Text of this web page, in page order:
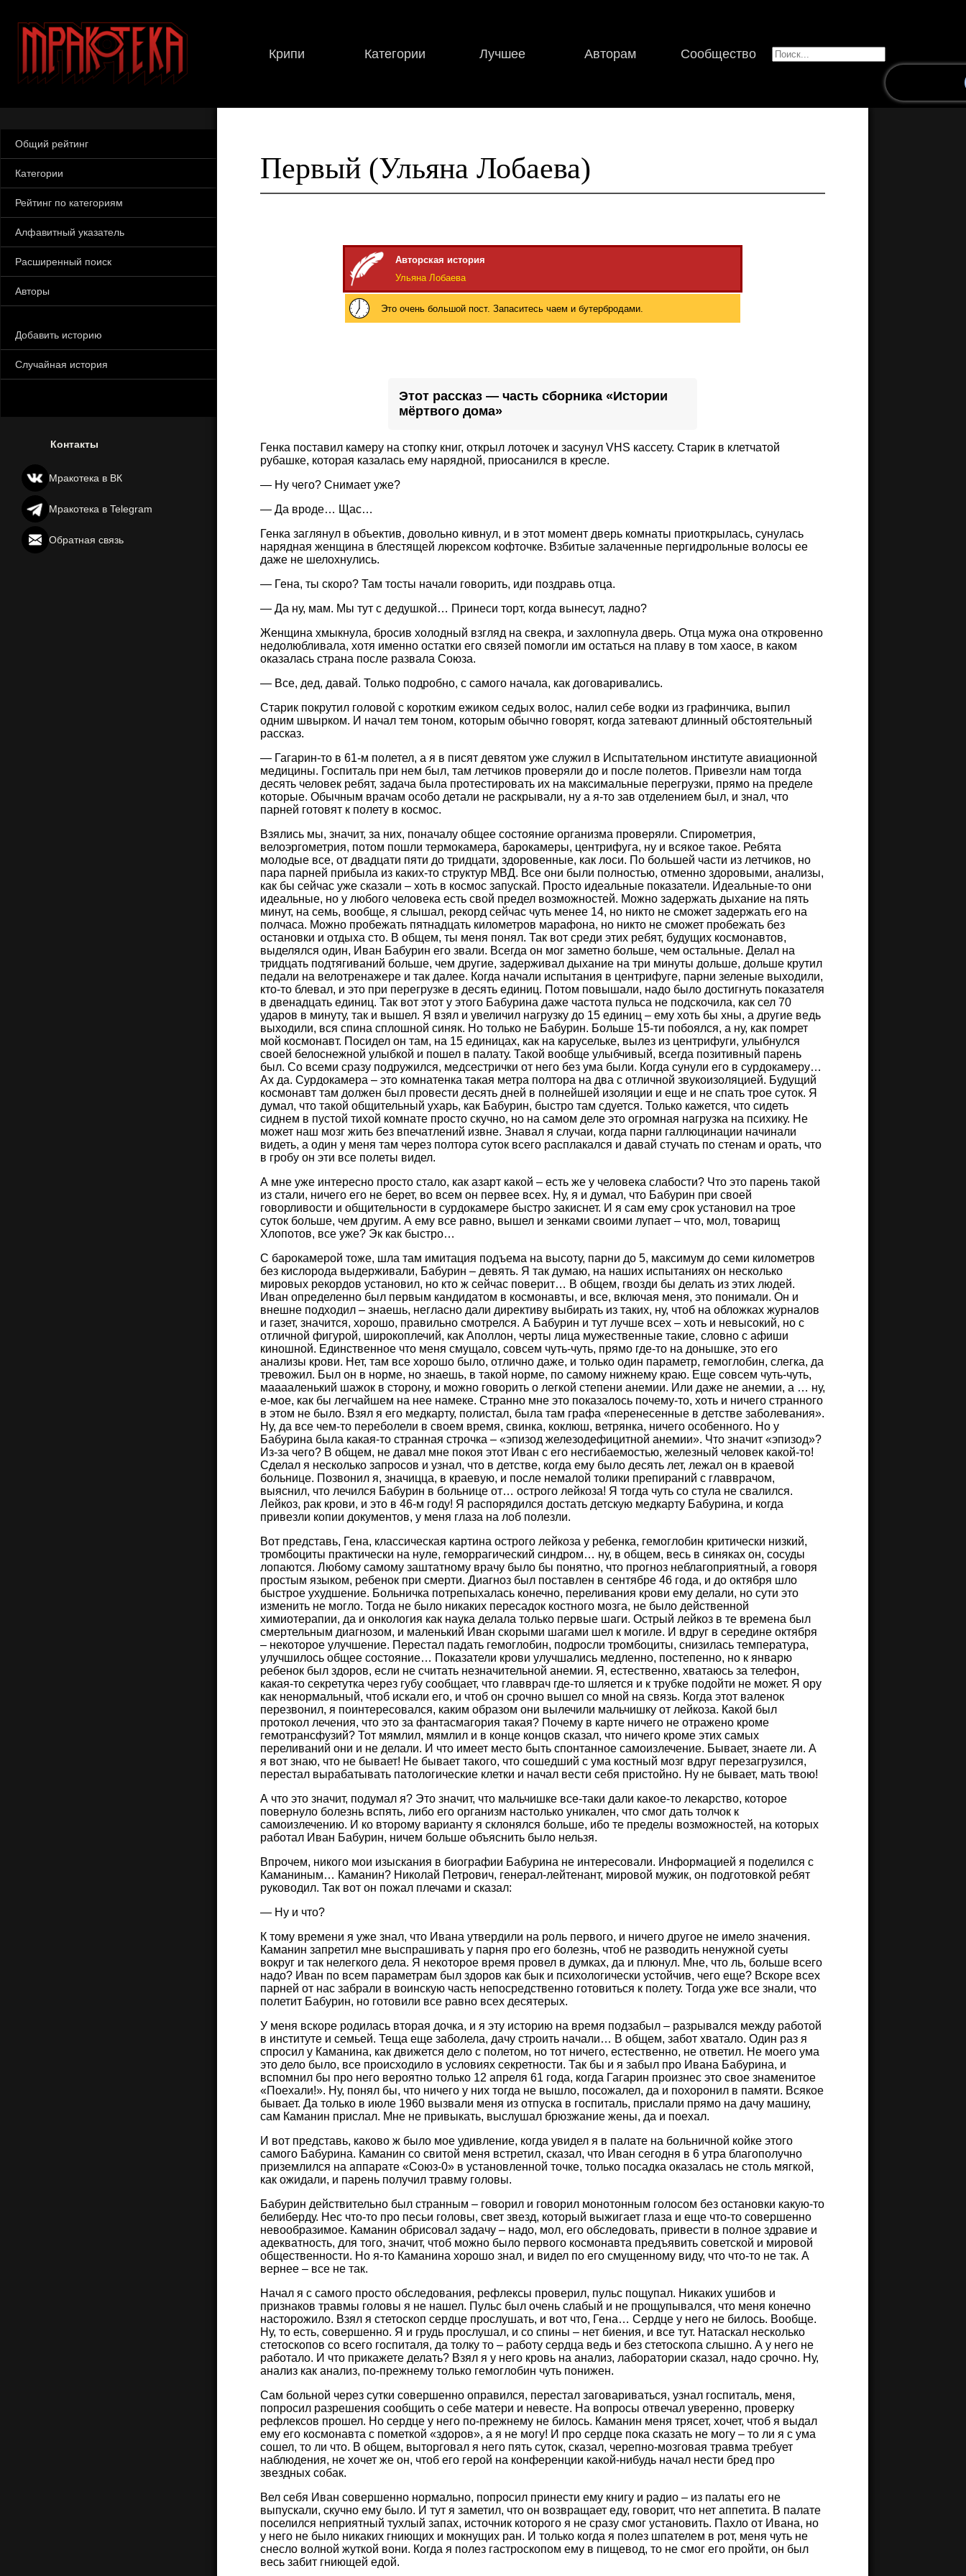
Крипи Категории Лучшее Авторам Сообщество
Общий рейтинг
Категории
Рейтинг по категориям
Алфавитный указатель
Расширенный поиск
Авторы
Добавить историю
Случайная история
Контакты
Мракотека в ВК
Мракотека в Telegram
Обратная связь
Первый (Ульяна Лобаева)
Авторская история
Ульяна Лобаева
Это очень большой пост. Запаситесь чаем и бутербродами.
Этот рассказ — часть сборника «Истории
мёртвого дома»
Генка поставил камеру на стопку книг, открыл лоточек и засунул VHS кассету. Старик в клетчатой
рубашке, которая казалась ему нарядной, приосанился в кресле.
— Ну чего? Снимает уже?
— Да вроде… Щас…
Генка заглянул в объектив, довольно кивнул, и в этот момент дверь комнаты приоткрылась, сунулась
нарядная женщина в блестящей люрексом кофточке. Взбитые залаченные пергидрольные волосы ее
даже не шелохнулись.
— Гена, ты скоро? Там тосты начали говорить, иди поздравь отца.
— Да ну, мам. Мы тут с дедушкой… Принеси торт, когда вынесут, ладно?
Женщина хмыкнула, бросив холодный взгляд на свекра, и захлопнула дверь. Отца мужа она откровенно
недолюбливала, хотя именно остатки его связей помогли им остаться на плаву в том хаосе, в каком
оказалась страна после развала Союза.
— Все, дед, давай. Только подробно, с самого начала, как договаривались.
Старик покрутил головой с коротким ежиком седых волос, налил себе водки из графинчика, выпил
одним швырком. И начал тем тоном, которым обычно говорят, когда затевают длинный обстоятельный
рассказ.
— Гагарин-то в 61-м полетел, а я в писят девятом уже служил в Испытательном институте авиационной
медицины. Госпиталь при нем был, там летчиков проверяли до и после полетов. Привезли нам тогда
десять человек ребят, задача была протестировать их на максимальные перегрузки, прямо на пределе
которые. Обычным врачам особо детали не раскрывали, ну а я-то зав отделением был, и знал, что
парней готовят к полету в космос.
Взялись мы, значит, за них, поначалу общее состояние организма проверяли. Спирометрия,
велоэргометрия, потом пошли термокамера, барокамеры, центрифуга, ну и всякое такое. Ребята
молодые все, от двадцати пяти до тридцати, здоровенные, как лоси. По большей части из летчиков, но
пара парней прибыла из каких-то структур МВД. Все они были полностью, отменно здоровыми, анализы,
как бы сейчас уже сказали – хоть в космос запускай. Просто идеальные показатели. Идеальные-то они
идеальные, но у любого человека есть свой предел возможностей. Можно задержать дыхание на пять
минут, на семь, вообще, я слышал, рекорд сейчас чуть менее 14, но никто не сможет задержать его на
полчаса. Можно пробежать пятнадцать километров марафона, но никто не сможет пробежать без
остановки и отдыха сто. В общем, ты меня понял. Так вот среди этих ребят, будущих космонавтов,
выделялся один, Иван Бабурин его звали. Всегда он мог заметно больше, чем остальные. Делал на
тридцать подтягиваний больше, чем другие, задерживал дыхание на три минуты дольше, дольше крутил
педали на велотренажере и так далее. Когда начали испытания в центрифуге, парни зеленые выходили,
кто-то блевал, и это при перегрузке в десять единиц. Потом повышали, надо было достигнуть показателя
в двенадцать единиц. Так вот этот у этого Бабурина даже частота пульса не подскочила, как сел 70
ударов в минуту, так и вышел. Я взял и увеличил нагрузку до 15 единиц – ему хоть бы хны, а другие ведь
выходили, вся спина сплошной синяк. Но только не Бабурин. Больше 15-ти побоялся, а ну, как помрет
мой космонавт. Посидел он там, на 15 единицах, как на карусельке, вылез из центрифуги, улыбнулся
своей белоснежной улыбкой и пошел в палату. Такой вообще улыбчивый, всегда позитивный парень
был. Со всеми сразу подружился, медсестрички от него без ума были. Когда сунули его в сурдокамеру…
Ах да. Сурдокамера – это комнатенка такая метра полтора на два с отличной звукоизоляцией. Будущий
космонавт там должен был провести десять дней в полнейшей изоляции и еще и не спать трое суток. Я
думал, что такой общительный ухарь, как Бабурин, быстро там сдуется. Только кажется, что сидеть
сиднем в пустой тихой комнате просто скучно, но на самом деле это огромная нагрузка на психику. Не
может наш мозг жить без впечатлений извне. Знавал я случаи, когда парни галлюцинации начинали
видеть, а один у меня там через полтора суток всего расплакался и давай стучать по стенам и орать, что
в гробу он эти все полеты видел.
А мне уже интересно просто стало, как азарт какой – есть же у человека слабости? Что это парень такой
из стали, ничего его не берет, во всем он первее всех. Ну, я и думал, что Бабурин при своей
говорливости и общительности в сурдокамере быстро закиснет. И я сам ему срок установил на трое
суток больше, чем другим. А ему все равно, вышел и зенками своими лупает – что, мол, товарищ
Хлопотов, все уже? Эк как быстро…
С барокамерой тоже, шла там имитация подъема на высоту, парни до 5, максимум до семи километров
без кислорода выдерживали, Бабурин – девять. Я так думаю, на наших испытаниях он несколько
мировых рекордов установил, но кто ж сейчас поверит… В общем, гвозди бы делать из этих людей.
Иван определенно был первым кандидатом в космонавты, и все, включая меня, это понимали. Он и
внешне подходил – знаешь, негласно дали директиву выбирать из таких, ну, чтоб на обложках журналов
и газет, значится, хорошо, правильно смотрелся. А Бабурин и тут лучше всех – хоть и невысокий, но с
отличной фигурой, широкоплечий, как Аполлон, черты лица мужественные такие, словно с афиши
киношной. Единственное что меня смущало, совсем чуть-чуть, прямо где-то на донышке, это его
анализы крови. Нет, там все хорошо было, отлично даже, и только один параметр, гемоглобин, слегка, да
тревожил. Был он в норме, но знаешь, в такой норме, по самому нижнему краю. Еще совсем чуть-чуть,
мааааленький шажок в сторону, и можно говорить о легкой степени анемии. Или даже не анемии, а … ну,
е-мое, как бы легчайшем на нее намеке. Странно мне это показалось почему-то, хоть и ничего странного
в этом не было. Взял я его медкарту, полистал, была там графа «перенесенные в детстве заболевания».
Ну, да все чем-то переболели в своем время, свинка, коклюш, ветрянка, ничего особенного. Но у
Бабурина была какая-то странная строчка – «эпизод железодефицитной анемии». Что значит «эпизод»?
Из-за чего? В общем, не давал мне покоя этот Иван с его несгибаемостью, железный человек какой-то!
Сделал я несколько запросов и узнал, что в детстве, когда ему было десять лет, лежал он в краевой
больнице. Позвонил я, значицца, в краевую, и после немалой толики препираний с главврачом,
выяснил, что лечился Бабурин в больнице от… острого лейкоза! Я тогда чуть со стула не свалился.
Лейкоз, рак крови, и это в 46-м году! Я распорядился достать детскую медкарту Бабурина, и когда
привезли копии документов, у меня глаза на лоб полезли.
Вот представь, Гена, классическая картина острого лейкоза у ребенка, гемоглобин критически низкий,
тромбоциты практически на нуле, геморрагический синдром… ну, в общем, весь в синяках он, сосуды
лопаются. Любому самому заштатному врачу было бы понятно, что прогноз неблагоприятный, а говоря
простым языком, ребенок при смерти. Диагноз был поставлен в сентябре 46 года, и до октября шло
быстрое ухудшение. Больничка потрепыхалась конечно, переливания крови ему делали, но сути это
изменить не могло. Тогда не было никаких пересадок костного мозга, не было действенной
химиотерапии, да и онкология как наука делала только первые шаги. Острый лейкоз в те времена был
смертельным диагнозом, и маленький Иван скорыми шагами шел к могиле. И вдруг в середине октября
– некоторое улучшение. Перестал падать гемоглобин, подросли тромбоциты, снизилась температура,
улучшилось общее состояние… Показатели крови улучшались медленно, постепенно, но к январю
ребенок был здоров, если не считать незначительной анемии. Я, естественно, хватаюсь за телефон,
какая-то секретутка через губу сообщает, что главврач где-то шляется и к трубке подойти не может. Я ору
как ненормальный, чтоб искали его, и чтоб он срочно вышел со мной на связь. Когда этот валенок
перезвонил, я поинтересовался, каким образом они вылечили мальчишку от лейкоза. Какой был
протокол лечения, что это за фантасмагория такая? Почему в карте ничего не отражено кроме
гемотрансфузий? Тот мямлил, мямлил и в конце концов сказал, что ничего кроме этих самых
переливаний они и не делали. И что имеет место быть спонтанное самоизлечение. Бывает, знаете ли. А
я вот знаю, что не бывает! Не бывает такого, что сошедший с ума костный мозг вдруг перезагрузился,
перестал вырабатывать патологические клетки и начал вести себя пристойно. Ну не бывает, мать твою!
А что это значит, подумал я? Это значит, что мальчишке все-таки дали какое-то лекарство, которое
повернуло болезнь вспять, либо его организм настолько уникален, что смог дать толчок к
самоизлечению. И ко второму варианту я склонялся больше, ибо те пределы возможностей, на которых
работал Иван Бабурин, ничем больше объяснить было нельзя.
Впрочем, никого мои изыскания в биографии Бабурина не интересовали. Информацией я поделился с
Каманиным… Каманин? Николай Петрович, генерал-лейтенант, мировой мужик, он подготовкой ребят
руководил. Так вот он пожал плечами и сказал:
— Ну и что?
К тому времени я уже знал, что Ивана утвердили на роль первого, и ничего другое не имело значения.
Каманин запретил мне выспрашивать у парня про его болезнь, чтоб не разводить ненужной суеты
вокруг и так нелегкого дела. Я некоторое время провел в думках, да и плюнул. Мне, что ль, больше всего
надо? Иван по всем параметрам был здоров как бык и психологически устойчив, чего еще? Вскоре всех
парней от нас забрали в воинскую часть непосредственно готовиться к полету. Тогда уже все знали, что
полетит Бабурин, но готовили все равно всех десятерых.
У меня вскоре родилась вторая дочка, и я эту историю на время подзабыл – разрывался между работой
в институте и семьей. Теща еще заболела, дачу строить начали… В общем, забот хватало. Один раз я
спросил у Каманина, как движется дело с полетом, но тот ничего, естественно, не ответил. Не моего ума
это дело было, все происходило в условиях секретности. Так бы и я забыл про Ивана Бабурина, и
вспомнил бы про него вероятно только 12 апреля 61 года, когда Гагарин произнес это свое знаменитое
«Поехали!». Ну, понял бы, что ничего у них тогда не вышло, посожалел, да и похоронил в памяти. Всякое
бывает. Да только в июле 1960 вызвали меня из отпуска в госпиталь, прислали прямо на дачу машину,
сам Каманин прислал. Мне не привыкать, выслушал брюзжание жены, да и поехал.
И вот представь, каково ж было мое удивление, когда увидел я в палате на больничной койке этого
самого Бабурина. Каманин со свитой меня встретил, сказал, что Иван сегодня в 6 утра благополучно
приземлился на аппарате «Союз-0» в установленной точке, только посадка оказалась не столь мягкой,
как ожидали, и парень получил травму головы.
Бабурин действительно был странным – говорил и говорил монотонным голосом без остановки какую-то
белиберду. Нес что-то про песьи головы, свет звезд, который выжигает глаза и еще что-то совершенно
невообразимое. Каманин обрисовал задачу – надо, мол, его обследовать, привести в полное здравие и
адекватность, для того, значит, чтоб можно было первого космонавта предъявить советской и мировой
общественности. Но я-то Каманина хорошо знал, и видел по его смущенному виду, что что-то не так. А
вернее – все не так.
Начал я с самого просто обследования, рефлексы проверил, пульс пощупал. Никаких ушибов и
признаков травмы головы я не нашел. Пульс был очень слабый и не прощупывался, что меня конечно
насторожило. Взял я стетоскоп сердце прослушать, и вот что, Гена… Сердце у него не билось. Вообще.
Ну, то есть, совершенно. Я и грудь прослушал, и со спины – нет биения, и все тут. Натаскал несколько
стетоскопов со всего госпиталя, да толку то – работу сердца ведь и без стетоскопа слышно. А у него не
работало. И что прикажете делать? Взял я у него кровь на анализ, лаборатории сказал, надо срочно. Ну,
анализ как анализ, по-прежнему только гемоглобин чуть понижен.
Сам больной через сутки совершенно оправился, перестал заговариваться, узнал госпиталь, меня,
попросил разрешения сообщить о себе матери и невесте. На вопросы отвечал уверенно, проверку
рефлексов прошел. Но сердце у него по-прежнему не билось. Каманин меня трясет, хочет, чтоб я выдал
ему его космонавта с пометкой «здоров», а я не могу! И про сердце пока сказать не могу – то ли я с ума
сошел, то ли что. В общем, выторговал я него пять суток, сказал, черепно-мозговая травма требует
наблюдения, не хочет же он, чтоб его герой на конференции какой-нибудь начал нести бред про
звездных собак.
Вел себя Иван совершенно нормально, попросил принести ему книгу и радио – из палаты его не
выпускали, скучно ему было. И тут я заметил, что он возвращает еду, говорит, что нет аппетита. В палате
поселился неприятный тухлый запах, источник которого я не сразу смог установить. Пахло от Ивана, но
у него не было никаких гниющих и мокнущих ран. И только когда я полез шпателем в рот, меня чуть не
снесло волной жуткой вони. Когда я полез гастроскопом ему в пищевод, то не смог его пройти, он был
весь забит гниющей едой.